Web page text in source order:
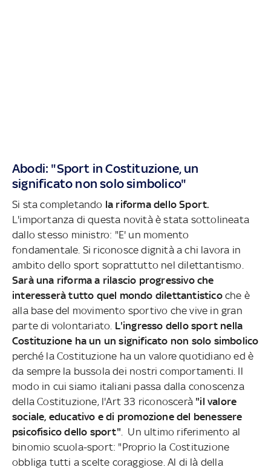
Abodi: "Sport in Costituzione, un
significato non solo simbolico"
Si sta completando la riforma dello Sport.
L'importanza di questa novità è stata sottolineata
dallo stesso ministro: "E' un momento
fondamentale. Si riconosce dignità a chi lavora in
ambito dello sport soprattutto nel dilettantismo.
Sarà una riforma a rilascio progressivo che
interesserà tutto quel mondo dilettantisticoche è
alla base del movimento sportivo che vive in gran
parte di volontariato. L'ingresso dello sport nella
Costituzione ha un un significato non solo simbolico
perché la Costituzione ha un valore quotidiano ed è
da sempre la bussola dei nostri comportamenti. Il
modo in cui siamo italiani passa dalla conoscenza
della Costituzione, l'Art 33 riconoscerà "il valore
sociale, educativo e di promozione del benessere
psicofisico dello sport" . Un ultimo riferimento al
binomio scuola-sport: "Proprio la Costituzione
obbliga tutti a scelte coraggiose. Al di là della